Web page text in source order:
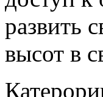
развить
высот в